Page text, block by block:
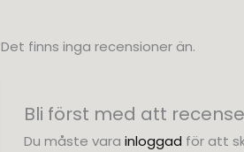
Det finns inga recensioner än.
Bli först med att
Du måste vara inloggad för att